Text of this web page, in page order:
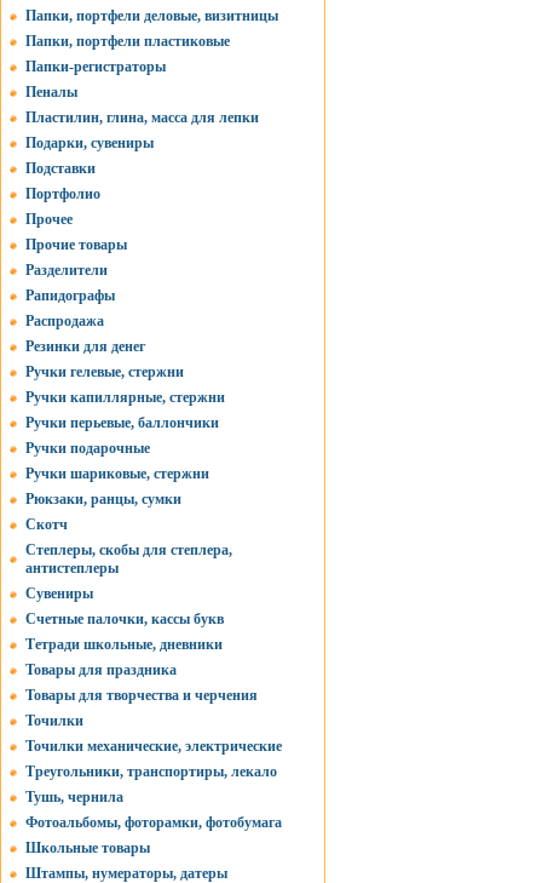
Папки, портфели деловые, визитницы
Папки, портфели пластиковые
Папки-регистраторы
Пеналы
Пластилин, глина, масса для лепки
Подарки, сувениры
Подставки
Портфолио
Прочее
Прочие товары
Разделители
Рапидографы
Распродажа
Резинки для денег
Ручки гелевые, стержни
Ручки капиллярные, стержни
Ручки перьевые, баллончики
Ручки подарочные
Ручки шариковые, стержни
Рюкзаки, ранцы, сумки
Скотч
Степлеры, скобы для степлера,
антистеплеры
Сувениры
Счетные палочки, кассы букв
Тетради школьные, дневники
Товары для праздника
Товары для творчества и черчения
Точилки
Точилки механические, электрические
Треугольники, транспортиры, лекало
Тушь, чернила
Фотоальбомы, фоторамки, фотобумага
Школьные товары
Штампы, нумераторы, датеры